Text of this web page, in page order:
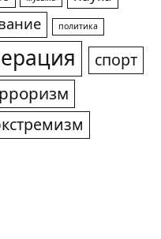
политика
спорт